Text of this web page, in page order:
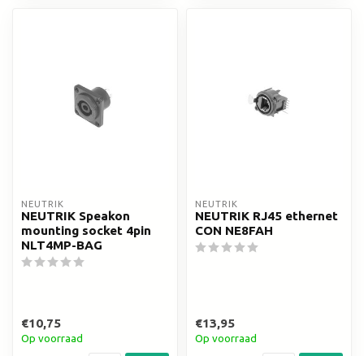
NEUTRIK
NEUTRIK Speakon
mounting socket 4pin
NLT4MP-BAG
€10,75
Op voorraad
NEUTRIK
NEUTRIK RJ45 ethernet
CON NE8FAH
€13,95
Op voorraad